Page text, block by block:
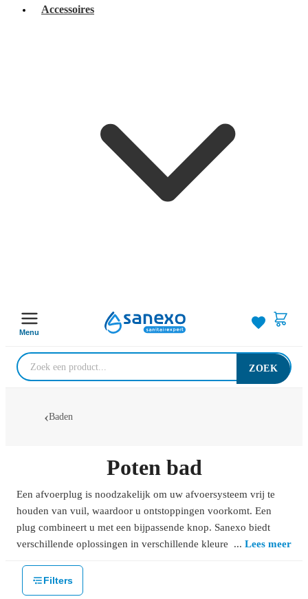
Accessoires
Menu
ZOEK
Baden
Poten bad
Een afvoerplug is noodzakelijk om uw afvoersysteem vrij te
houden van vuil, waardoor u ontstoppingen voorkomt. Een
plug combineert u met een bijpassende knop. Sanexo biedt
verschillende oplossingen in verschillende kleuren voor het
Lees meer
Filters